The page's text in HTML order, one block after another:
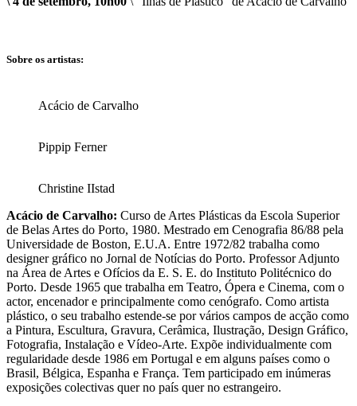
Sobre os artistas:
Acácio de Carvalho
Pippip Ferner
Christine IIstad
Acácio de Carvalho: Curso de Artes Plásticas da Escola Superior
de Belas Artes do Porto, 1980. Mestrado em Cenografia 86/88 pela
Universidade de Boston, E.U.A. Entre 1972/82 trabalha como
designer gráfico no Jornal de Notícias do Porto. Professor Adjunto
na Área de Artes e Ofícios da E. S. E. do Instituto Politécnico do
Porto. Desde 1965 que trabalha em Teatro, Ópera e Cinema, com o
actor, encenador e principalmente como cenógrafo. Como artista
plástico, o seu trabalho estende-se por vários campos de acção como
a Pintura, Escultura, Gravura, Cerâmica, Ilustração, Design Gráfico,
Fotografia, Instalação e Vídeo-Arte. Expõe individualmente com
regularidade desde 1986 em Portugal e em alguns países como o
Brasil, Bélgica, Espanha e França. Tem participado em inúmeras
exposições colectivas quer no país quer no estrangeiro.